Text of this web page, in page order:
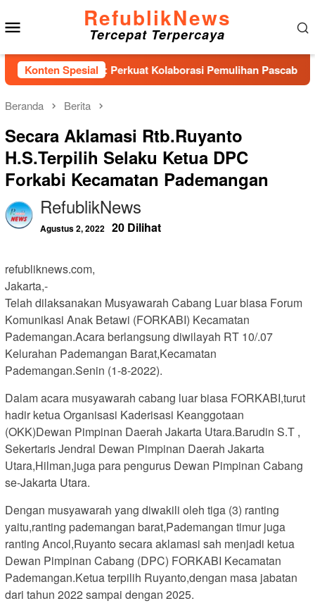
ke
konten
RefublikNews
Tercepat Terpercaya
Konten Spesial
PESADA: Perkuat Kolaborasi Pemulihan Pascabencana dan
Beranda Berita
Secara Aklamasi Rtb.Ruyanto
H.S.Terpilih Selaku Ketua DPC
Forkabi Kecamatan Pademangan
RefublikNews
Agustus 2, 2022 20 Dilihat
refubliknews.com,
Jakarta,-
Telah dilaksanakan Musyawarah Cabang Luar biasa Forum
Komunikasi Anak Betawi (FORKABI) Kecamatan
Pademangan.Acara berlangsung diwilayah RT 10/.07
Kelurahan Pademangan Barat,Kecamatan
Pademangan.Senin (1-8-2022).
Dalam acara musyawarah cabang luar biasa FORKABI,turut
hadir ketua Organisasi Kaderisasi Keanggotaan
(OKK)Dewan Pimpinan Daerah Jakarta Utara.Barudin S.T ,
Sekertaris Jendral Dewan Pimpinan Daerah Jakarta
Utara,Hilman,juga para pengurus Dewan Pimpinan Cabang
se-Jakarta Utara.
Dengan musyawarah yang diwakili oleh tiga (3) ranting
yaitu,ranting pademangan barat,Pademangan timur juga
ranting Ancol,Ruyanto secara aklamasi sah menjadi ketua
Dewan Pimpinan Cabang (DPC) FORKABI Kecamatan
Pademangan.Ketua terpilih Ruyanto,dengan masa jabatan
dari tahun 2022 sampai dengan 2025.